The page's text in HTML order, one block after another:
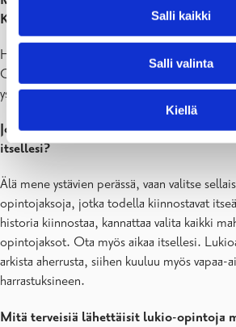
Salli kaikki
Salli valinta
Kiellä
Karjaan lukiosta?
Hyviä muistoja: Karjaan lukio oli sopivan
Opettajat olivat supermukavia ja
ystäväporukka. Ilmapiiri oli kannustava ja
Jos aloittaisit lukio-opinnot nyt, minkä
itsellesi?
Älä mene ystävien perässä, vaan valitse
opintojaksoja, jotka todella kiinnostavat
historia kiinnostaa, kannattaa valita kaikki
opintojaksot. Ota myös aikaa itsellesi.
arkista aherrusta, siihen kuuluu myös vapaa-
harrastuksineen.
Mitä terveisiä lähettäisit lukio-opintoja